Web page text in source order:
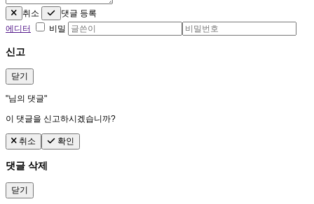
취소
댓글 등록
에디터
비밀
신고
닫기
"님의 댓글"
이 댓글을 신고하시겠습니까?
취소 확인
댓글 삭제
닫기